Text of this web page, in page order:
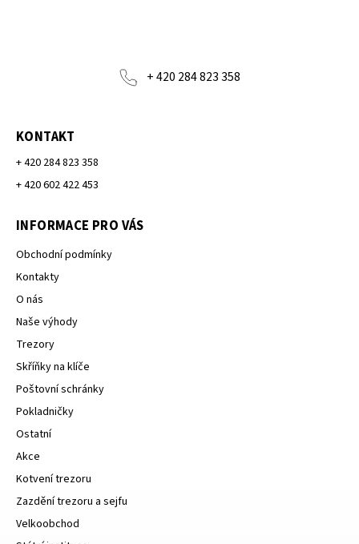
+ 420 284 823 358
KONTAKT
+ 420 284 823 358
+ 420 602 422 453
INFORMACE PRO VÁS
Obchodní podmínky
Kontakty
O nás
Naše výhody
Trezory
Skříňky na klíče
Poštovní schránky
Pokladničky
Ostatní
Akce
Kotvení trezoru
Zazdění trezoru a sejfu
Velkoobchod